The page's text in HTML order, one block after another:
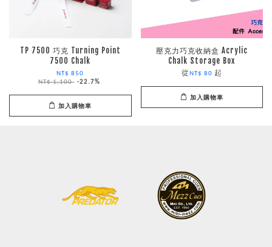
TP 7500 巧克 Turning Point
7500 Chalk
NT$ 850
NT$ 1,100 -22.7%
加入購物車
壓克力巧克收納盒 Acrylic
Chalk Storage Box
從 NT$ 80 起
加入購物車